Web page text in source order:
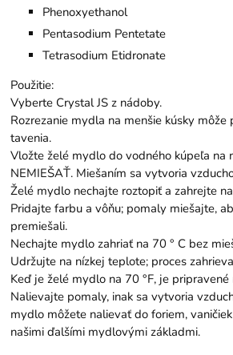
Phenoxyethanol
Pentasodium Pentetate
Tetrasodium Etidronate
Použitie:
Vyberte Crystal JS z nádoby.
Rozrezanie mydla na menšie kúsky
tavenia.
Vložte želé mydlo do vodného kúpeľa na
NEMIEŠAŤ. Miešaním sa vytvoria
Želé mydlo nechajte roztopiť a zahrejte
Pridajte farbu a vôňu; pomaly miešajte,
premiešali.
Nechajte mydlo zahriať na 70 ° C bez
Udržujte na nízkej teplote; proces
Keď je želé mydlo na 70 °F, je pripravené
Nalievajte pomaly, inak sa vytvoria
mydlo môžete nalievať do foriem,
našimi ďalšími mydlovými základmi.